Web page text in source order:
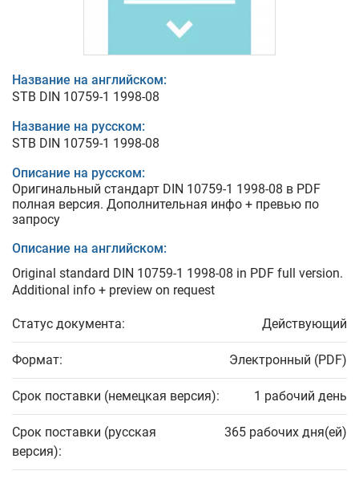
Название на английском:
STB DIN 10759-1 1998-08
Название на русском:
STB DIN 10759-1 1998-08
Описание на русском:
Оригинальный стандарт DIN 10759-1 1998-08 в PDF
полная версия. Дополнительная инфо + превью по
запросу
Описание на английском:
Original standard DIN 10759-1 1998-08 in PDF full version.
Additional info + preview on request
Статус документа: Действующий
Формат: Электронный (PDF)
Срок поставки (немецкая версия): 1 рабочий день
Срок поставки (русская
версия):
365 рабочих дня(ей)